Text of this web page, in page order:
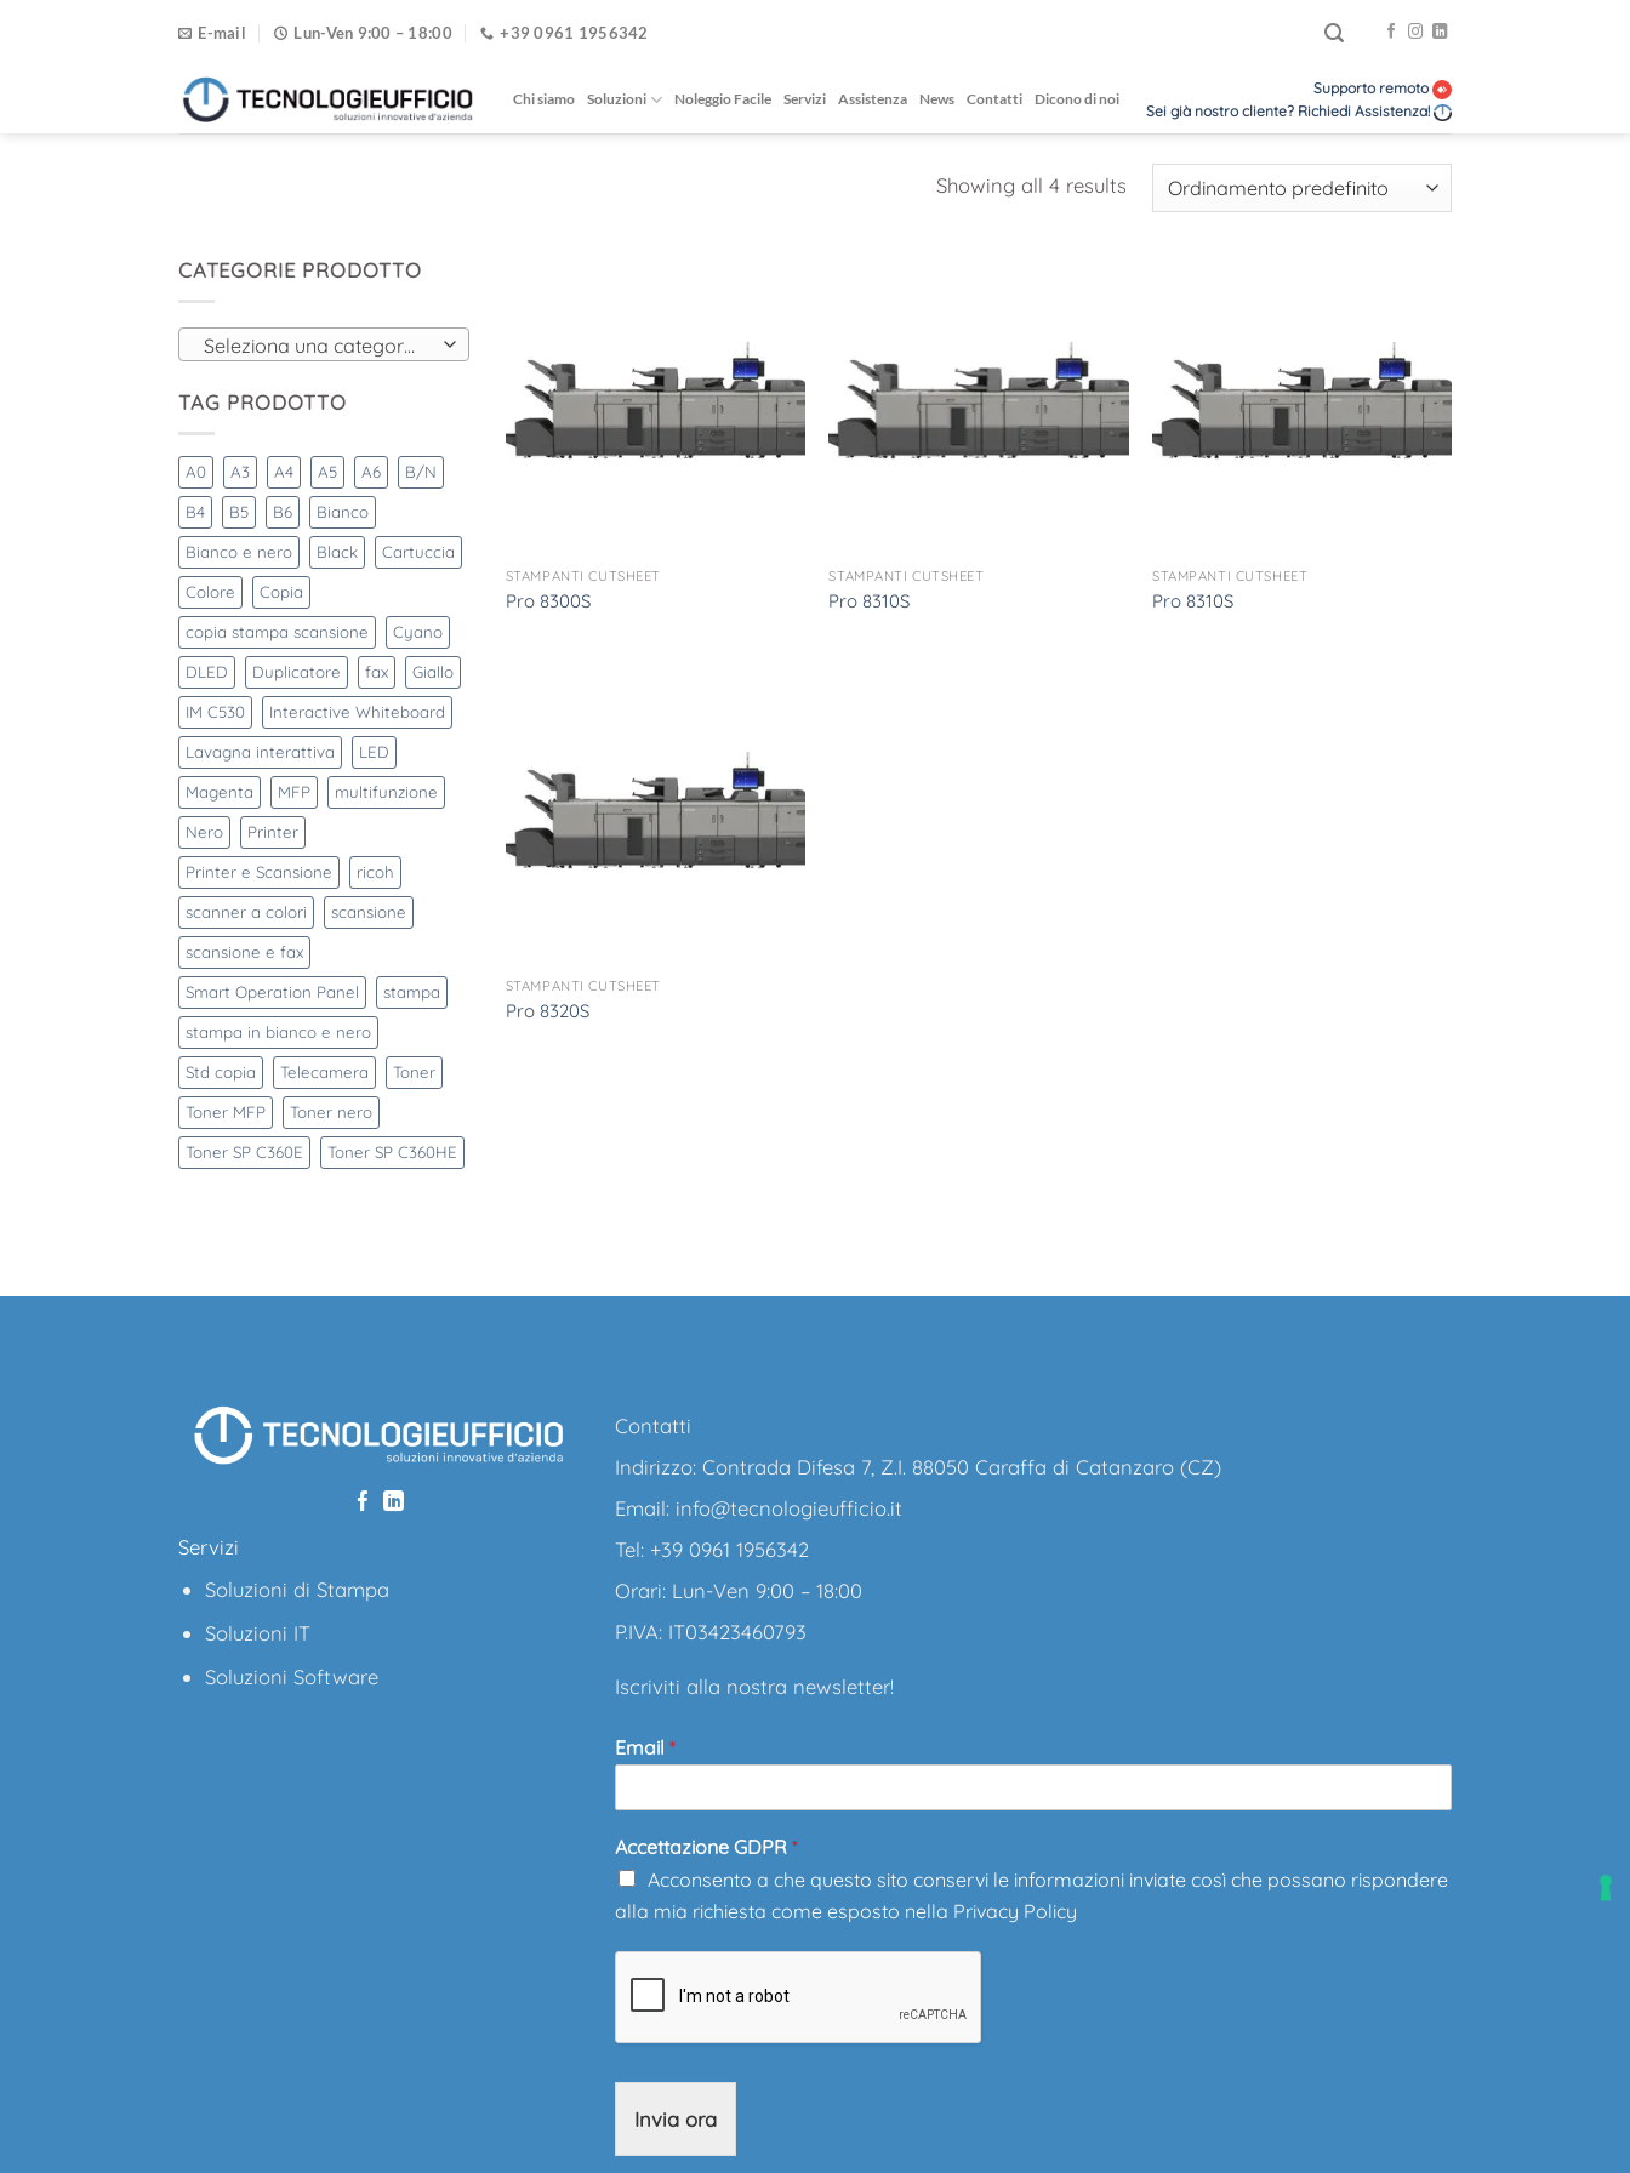
E-mail Lun-Ven 9:00 – 18:00 +39 0961 1956342
Chi siamo Soluzioni Noleggio Facile Servizi Assistenza News Contatti Dicono di noi
Supporto remoto
Sei già nostro cliente? Richiedi Assistenza!
Showing all 4 results
CATEGORIE PRODOTTO
Seleziona una categoria
TAG PRODOTTO
A0 A3 A4 A5 A6 B/N
B4 B5 B6 Bianco
Bianco e nero Black Cartuccia
Colore Copia
copia stampa scansione Cyano
DLED Duplicatore fax Giallo
IM C530 Interactive Whiteboard
Lavagna interattiva LED
Magenta MFP multifunzione
Nero Printer
Printer e Scansione ricoh
scanner a colori scansione
scansione e fax
Smart Operation Panel stampa
stampa in bianco e nero
Std copia Telecamera Toner
Toner MFP Toner nero
Toner SP C360E Toner SP C360HE
STAMPANTI CUTSHEET
Pro 8300S
STAMPANTI CUTSHEET
Pro 8310S
STAMPANTI CUTSHEET
Pro 8310S
STAMPANTI CUTSHEET
Pro 8320S
Servizi
Soluzioni di Stampa
Soluzioni IT
Soluzioni Software
Contatti
Indirizzo: Contrada Difesa 7, Z.I. 88050 Caraffa di Catanzaro (CZ)
Email: info@tecnologieufficio.it
Tel: +39 0961 1956342
Orari: Lun-Ven 9:00 – 18:00
P.IVA: IT03423460793
Iscriviti alla nostra newsletter!
Email *
Accettazione GDPR *
Acconsento a che questo sito conservi le informazioni inviate così che possano rispondere
alla mia richiesta come esposto nella Privacy Policy
Invia ora